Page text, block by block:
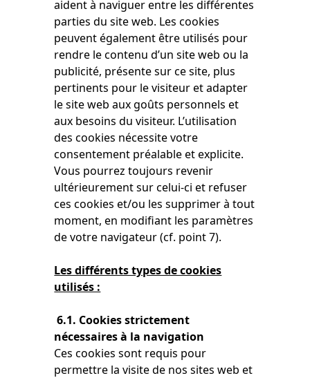
aident à naviguer entre les différentes
parties du site web. Les cookies
peuvent également être utilisés pour
rendre le contenu d’un site web ou la
publicité, présente sur ce site, plus
pertinents pour le visiteur et adapter
le site web aux goûts personnels et
aux besoins du visiteur. L’utilisation
des cookies nécessite votre
consentement préalable et explicite.
Vous pourrez toujours revenir
ultérieurement sur celui-ci et refuser
ces cookies et/ou les supprimer à tout
moment, en modifiant les paramètres
de votre navigateur (cf. point 7).
Les différents types de cookies
utilisés :
6.1. Cookies strictement
nécessaires à la navigation
Ces cookies sont requis pour
permettre la visite de nos sites web et